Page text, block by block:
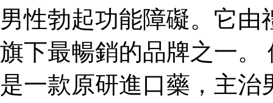
男性勃起功能障礙。它
旗下最暢銷的品牌之一。
是一款原研進口藥，主